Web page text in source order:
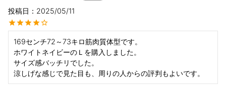
投稿日
2025/05/11
169センチ72～73キロ筋肉質体型です。
ホワイトネイビーのＬを購入しました。
サイズ感バッチリでした。
涼しげな感じで見た目も、周りの人からの評判もよいです。